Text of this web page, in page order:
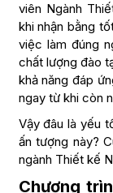
viên Ngành
khi nhận bằng
việc làm đúng
chất lượng đào
khả năng đáp
ngay từ khi còn
Vậy đâu là yếu
ấn tượng này?
ngành Thiết kế
Chương